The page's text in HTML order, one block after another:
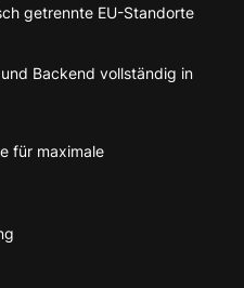
getrennte EU-Standorte
Backend vollständig in
für maximale